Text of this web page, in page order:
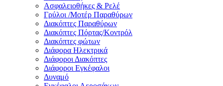
Ασφαλειοθήκες & Ρελέ
Γρύλοι /Μοτέρ Παραθύρων
Διακόπτες Παραθύρων
Διακόπτες Πόρτας/Κοντρόλ
Διακόπτες φώτων
Διάφορα Ηλεκτρικά
Διάφοροι Διακόπτες
Διάφοροι Εγκέφαλοι
Δυναμό